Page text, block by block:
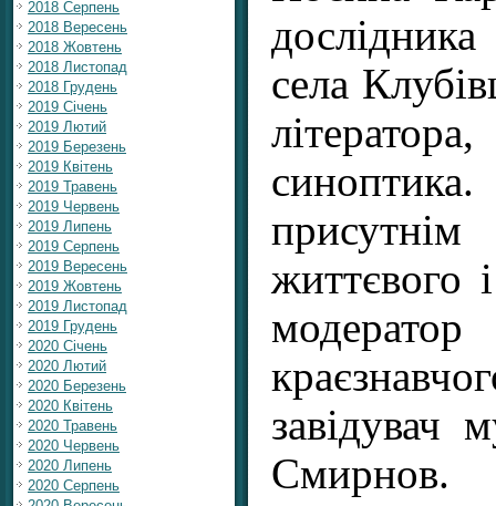
2018 Серпень
2018 Вересень
2018 Жовтень
2018 Листопад
2018 Грудень
2019 Січень
2019 Лютий
2019 Березень
2019 Квітень
2019 Травень
2019 Червень
2019 Липень
2019 Серпень
2019 Вересень
2019 Жовтень
2019 Листопад
2019 Грудень
2020 Січень
2020 Лютий
2020 Березень
2020 Квітень
2020 Травень
2020 Червень
2020 Липень
2020 Серпень
села
життєвого
завідувач
Смирнов.